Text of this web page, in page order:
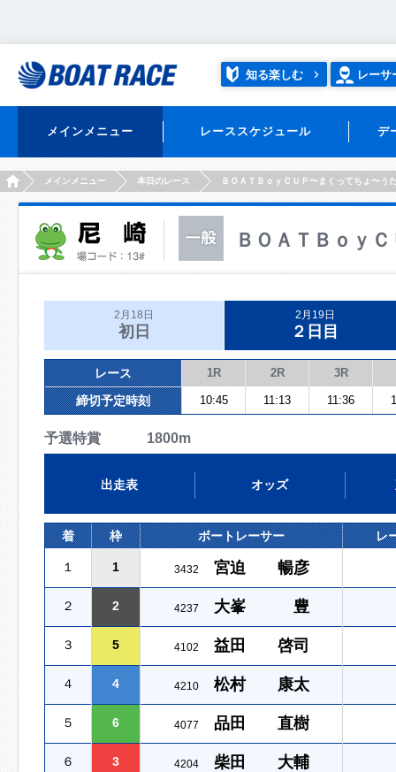
知る楽しむ レーサ
メインメニュー レーススケジュール デ
HOMEメインメニュー 本日のレース ＢＯＡＴＢｏｙＣＵＰ〜まくってちょ〜う
ＢＯＡＴＢｏｙ
2月18日
初日
2月19日
２日目
レース 1R 2R 3R
締切予定時刻 10:45 11:13 11:36
予選特賞 1800m
出走表 オッズ
着 枠 ボートレーサー レ
１ 1 3432 宮迫 暢彦
２ 2 4237 大峯 豊
３ 5 4102 益田 啓司
４ 4 4210 松村 康太
５ 6 4077 品田 直樹
６ 3 4204 柴田 大輔